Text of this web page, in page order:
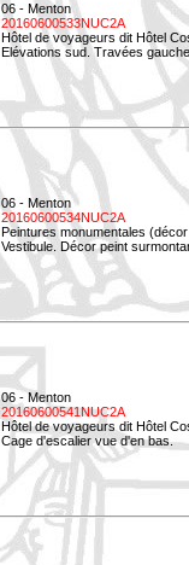
06 - Menton
20160600533NUC2A
Hôtel de voyageurs dit Hôtel
Elévations sud. Travées
06 - Menton
20160600534NUC2A
Peintures monumentales
Vestibule. Décor peint
06 - Menton
20160600541NUC2A
Hôtel de voyageurs dit Hôtel
Cage d'escalier vue d'en bas.